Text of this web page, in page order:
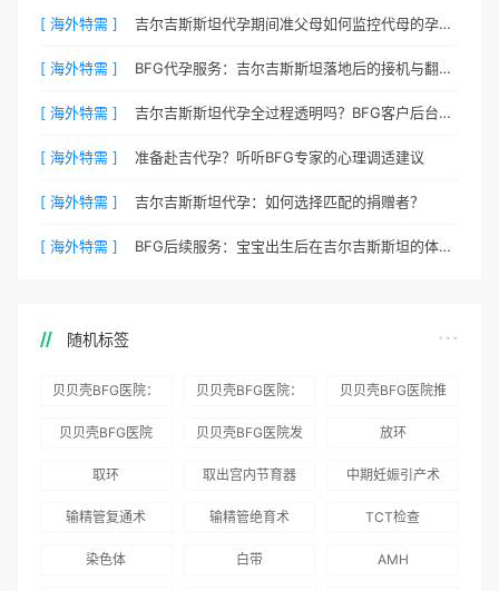
[ 海外特需 ] 吉尔吉斯斯坦代孕期间准父母如何监控代母的孕期状态？
[ 海外特需 ] BFG代孕服务：吉尔吉斯斯坦落地后的接机与翻译安排
[ 海外特需 ] 吉尔吉斯斯坦代孕全过程透明吗？BFG客户后台详解
[ 海外特需 ] 准备赴吉代孕？听听BFG专家的心理调适建议
[ 海外特需 ] 吉尔吉斯斯坦代孕：如何选择匹配的捐赠者？
[ 海外特需 ] BFG后续服务：宝宝出生后在吉尔吉斯斯坦的体检与回国
随机标签
贝贝壳BFG医院：
务
贝贝壳BFG医院：
术”和“法律支持”
贝贝壳BFG医院推
贝贝壳BFG医院
贝贝壳BFG医院发
国版）》
放环
取环 取出宫内节育器 中期妊娠引产术
输精管复通术 输精管绝育术 TCT检查
染色体 白带 AMH